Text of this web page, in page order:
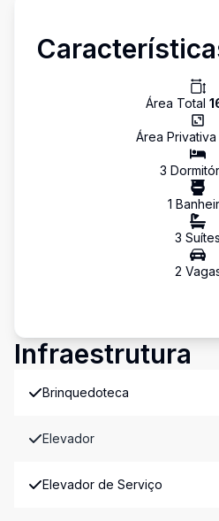
Área Total
Área Privativa
3
1
3 Suítes
2 Vaga
Infraestrutura
Brinquedoteca
Elevador
Elevador de Serviço